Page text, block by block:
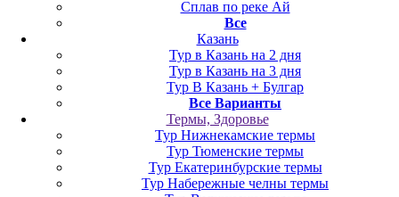
Сплав по реке Ай
Все
Казань
Тур в Казань на 2 дня
Тур в Казань на 3 дня
Тур В Казань + Булгар
Все Варианты
Термы, Здоровье
Тур Нижнекамские термы
Тур Тюменские термы
Тур Екатеринбурские термы
Тур Набережные челны термы